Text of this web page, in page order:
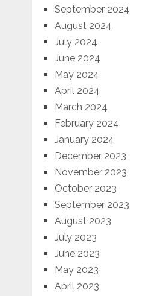
September 2024
August 2024
July 2024
June 2024
May 2024
April 2024
March 2024
February 2024
January 2024
December 2023
November 2023
October 2023
September 2023
August 2023
July 2023
June 2023
May 2023
April 2023